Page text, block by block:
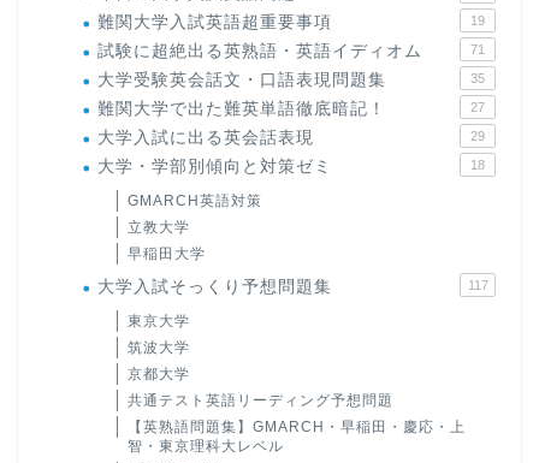
難関大学入試英語超重要事項 19
試験に超絶出る英熟語・英語イディオム 71
大学受験英会話文・口語表現問題集 35
難関大学で出た難英単語徹底暗記！ 27
大学入試に出る英会話表現 29
大学・学部別傾向と対策ゼミ 18
GMARCH英語対策
立教大学
早稲田大学
大学入試そっくり予想問題集 117
東京大学
筑波大学
京都大学
共通テスト英語リーディング予想問題
【英熟語問題集】GMARCH・早稲田・慶応・上
智・東京理科大レベル